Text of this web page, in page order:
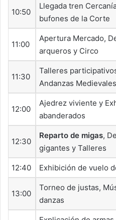
10:50
Llegada tren
bufones de la Corte
11:00
Apertura Mercado,
arqueros y Circo
11:30
Talleres
Andanzas Medievales
12:00
Ajedrez viviente y
abanderados
12:30
Reparto de migas,
gigantes y Talleres
12:40 Exhibición de vuelo
13:00
Torneo de justas,
danzas